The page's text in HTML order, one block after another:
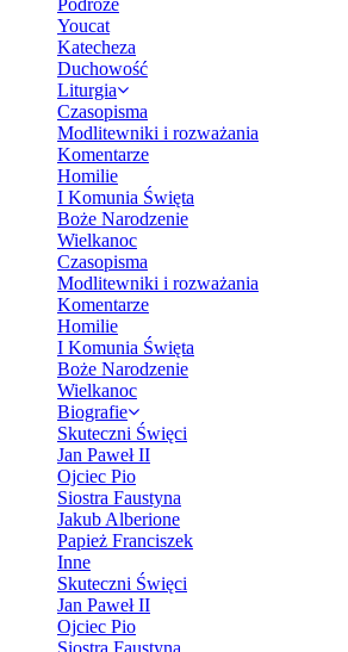
Podróże
Youcat
Katecheza
Duchowość
Liturgia
Czasopisma
Modlitewniki i rozważania
Komentarze
Homilie
I Komunia Święta
Boże Narodzenie
Wielkanoc
Czasopisma
Modlitewniki i rozważania
Komentarze
Homilie
I Komunia Święta
Boże Narodzenie
Wielkanoc
Biografie
Skuteczni Święci
Jan Paweł II
Ojciec Pio
Siostra Faustyna
Jakub Alberione
Papież Franciszek
Inne
Skuteczni Święci
Jan Paweł II
Ojciec Pio
Siostra Faustyna